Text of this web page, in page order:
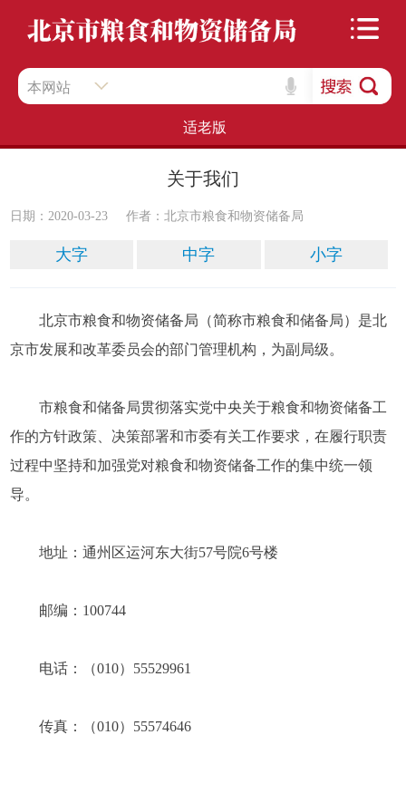
本网站
适老版
关于我们
日期：2020-03-23 作者：北京市粮食和物资储备局
大字 中字 小字
北京市粮食和物资储备局（简称市粮食和储备局）是北
京市发展和改革委员会的部门管理机构，为副局级。
市粮食和储备局贯彻落实党中央关于粮食和物资储备工
作的方针政策、决策部署和市委有关工作要求，在履行职责
过程中坚持和加强党对粮食和物资储备工作的集中统一领
导。
地址：通州区运河东大街57号院6号楼
邮编：100744
电话：（010）55529961
传真：（010）55574646